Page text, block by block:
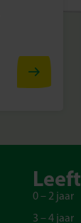
0 – 2 jaar
3 – 4 jaar